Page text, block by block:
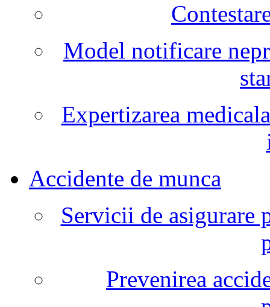
Model notificare
Expertizarea
Accidente de munca
Servicii de asigurare
Prevenirea